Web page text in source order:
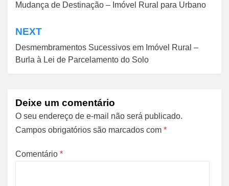
de
Post
Mudança de Destinação – Imóvel Rural para Urbano
NEXT
Desmembramentos Sucessivos em Imóvel Rural –
Burla à Lei de Parcelamento do Solo
Deixe um comentário
O seu endereço de e-mail não será publicado.
Campos obrigatórios são marcados com *
Comentário *